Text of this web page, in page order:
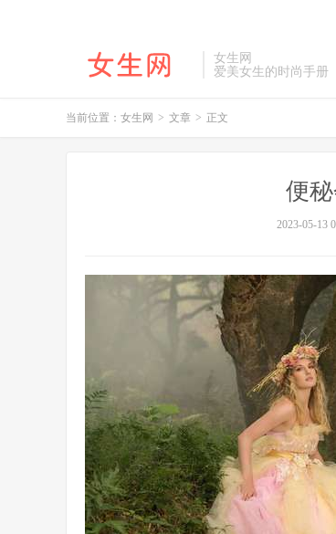
女生网
爱美女生的时尚手册
当前位置： 女生网 > 文章 > 正文
便
2023-05-13